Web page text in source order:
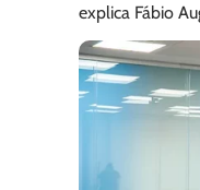
explica Fábio